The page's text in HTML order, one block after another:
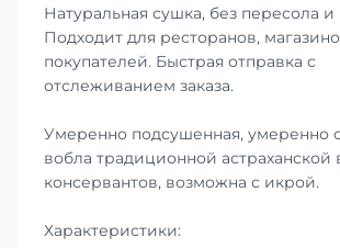
Натуральная сушка, без пересола и
Подходит для ресторанов,
покупателей. Быстрая отправка с
отслеживанием заказа.
Умеренно подсушенная, умеренно
вобла традиционной астраханской
консервантов, возможна с икрой.
Характеристики: